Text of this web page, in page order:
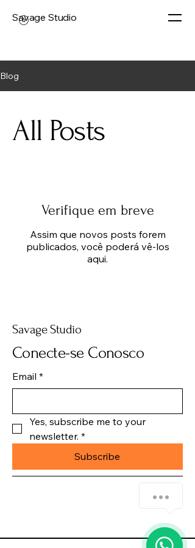
Savage Studio
Blog
All Posts
Verifique em breve
Assim que novos posts forem
publicados, você poderá vê-los
aqui.
Savage Studio
Conecte-se Conosco
Email *
Yes, subscribe me to your
newsletter. *
Subscribe